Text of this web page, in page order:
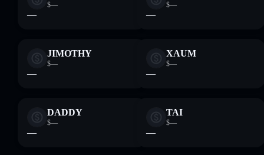
$—
—
$—
—
JIMOTHY
$—
—
XAUM
$—
—
DADDY
$—
—
TAI
$—
—